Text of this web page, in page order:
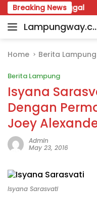
Skip
to
content
Breaking News
Tunggal
Portal
Daerah
Terpercaya
dan
Terupdate
Home Berita Lampung
Berita Lampung
Isyana
Dengan
Joey
Admin
May 23, 2016
Isyana Sarasvati